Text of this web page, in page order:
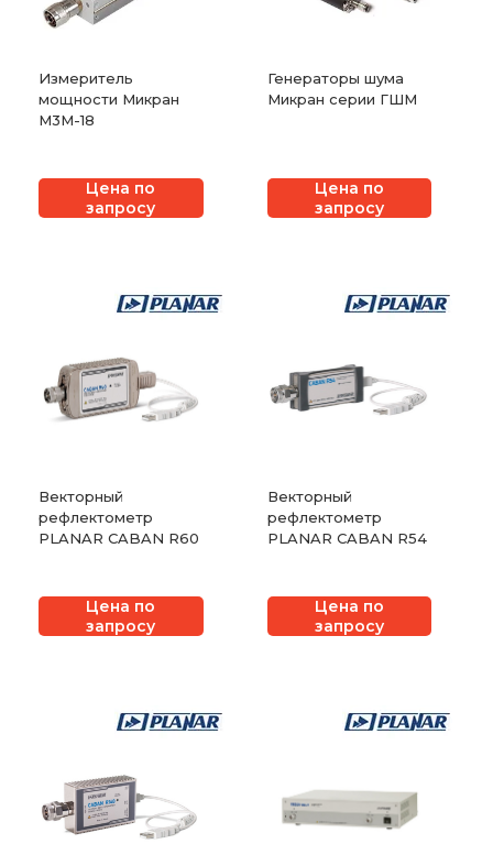
Измеритель
мощности Микран
М3М-18
Цена по
запросу
Генераторы шума
Микран серии ГШМ
Цена по
запросу
Векторный
рефлектометр
PLANAR CABAN R60
Цена по
запросу
Векторный
рефлектометр
PLANAR CABAN R54
Цена по
запросу